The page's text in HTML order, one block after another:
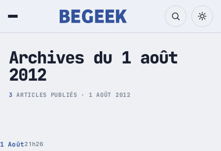
Tech et Pop culture
Archives du 1 août
2012
3 ARTICLES PUBLIÉS · 1 AOÛT 2012
1 Août21h26